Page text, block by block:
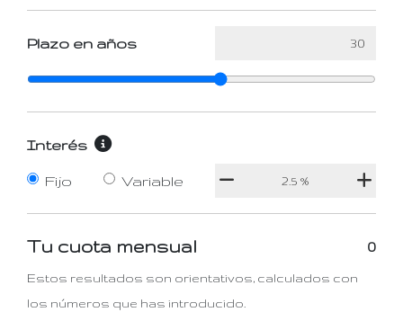
Plazo en años
Interés
Fijo Variable
Tu cuota mensual 0
Estos resultados son orientativos, calculados con
los números que has introducido.